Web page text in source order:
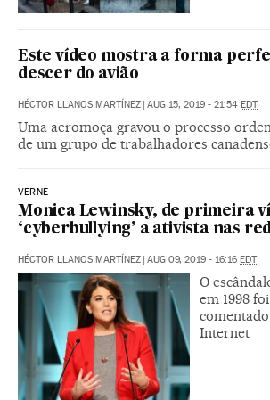
Este vídeo mostra a forma
descer do avião
HÉCTOR LLANOS MARTÍNEZ | AUG 15, 2019 - 21:54 EDT
Uma aeromoça gravou o processo
de um grupo de trabalhadores
VERNE
Monica Lewinsky, de primeira
‘cyberbullying’ a ativista nas
HÉCTOR LLANOS MARTÍNEZ | AUG 09, 2019 - 16:16 EDT
O
em 1998
comentado
Internet